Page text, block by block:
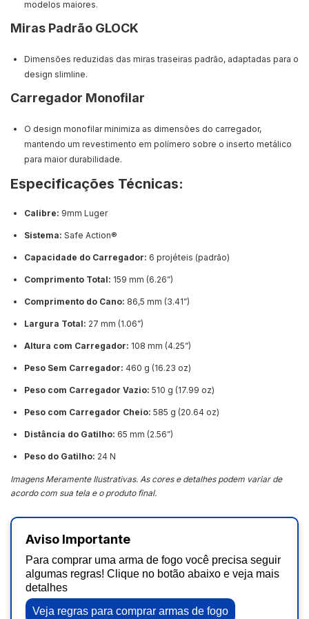
modelos maiores.
Miras Padrão GLOCK
Dimensões reduzidas das miras traseiras padrão, adaptadas para o
design slimline.
Carregador Monofilar
O design monofilar minimiza as dimensões do carregador,
mantendo um revestimento em polímero sobre o inserto metálico
para maior durabilidade.
Especificações Técnicas:
Calibre: 9mm Luger
Sistema: Safe Action®
Capacidade do Carregador: 6 projéteis (padrão)
Comprimento Total: 159 mm (6.26”)
Comprimento do Cano: 86,5 mm (3.41”)
Largura Total: 27 mm (1.06”)
Altura com Carregador: 108 mm (4.25”)
Peso Sem Carregador: 460 g (16.23 oz)
Peso com Carregador Vazio: 510 g (17.99 oz)
Peso com Carregador Cheio: 585 g (20.64 oz)
Distância do Gatilho: 65 mm (2.56”)
Peso do Gatilho: 24 N
Imagens Meramente Ilustrativas. As cores e detalhes podem variar de
acordo com sua tela e o produto final.
Aviso Importante
Para comprar uma arma de fogo você precisa seguir
algumas regras! Clique no botão abaixo e veja mais
detalhes
Veja regras para comprar armas de fogo